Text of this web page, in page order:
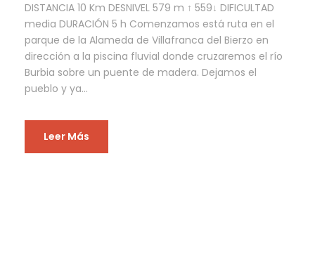
DISTANCIA 10 Km DESNIVEL 579 m ↑ 559↓ DIFICULTAD
media DURACIÓN 5 h Comenzamos está ruta en el
parque de la Alameda de Villafranca del Bierzo en
dirección a la piscina fluvial donde cruzaremos el río
Burbia sobre un puente de madera. Dejamos el
pueblo y ya...
Leer Más